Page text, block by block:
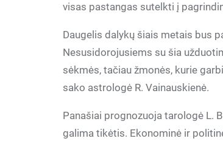
visas pastangas sutelkti į
Daugelis dalykų šiais metais bus
Nesusidorojusiems su šia
sėkmės, tačiau žmonės, kurie
sako astrologė R. Vainauskienė.
Panašiai prognozuoja tarologė L.
galima tikėtis. Ekonominė ir